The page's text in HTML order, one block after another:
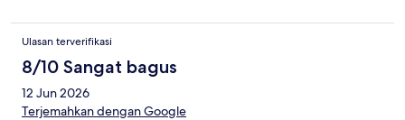
Ulasan terverifikasi
8/10 Sangat bagus
12 Jun 2026
Terjemahkan dengan Google